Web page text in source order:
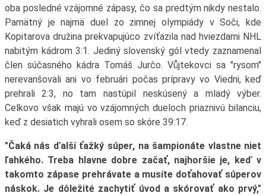
oba posledné vzájomné zápasy, čo sa predtým nikdy nestalo.
Pamätný je najmä duel zo zimnej olympiády v Soči, kde
Kopitarova družina prekvapujúco zvíťazila nad hviezdami NHL
nabitým kádrom 3:1. Jediný slovenský gól vtedy zaznamenal
člen súčasného kádra Tomáš Jurčo. Vůjtekovci sa "rysom"
nerevanšovali ani vo februári počas prípravy vo Viedni, keď
prehrali 2:3, no tam nastúpil neskúsený a mladý výber.
Celkovo však majú vo vzájomných dueloch priaznivú bilanciu,
keď z desiatich vyhrali osem so skóre 39:17.
"Čaká nás ďalší ťažký súper, na šampionáte vlastne niet
ľahkého. Treba hlavne dobre začať, najhoršie je, keď v
takomto zápase prehrávate a musíte doťahovať súperov
náskok. Je dôležité zachytiť úvod a skórovať ako prvý,"